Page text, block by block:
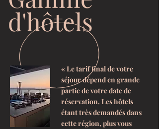
d'hôtels
« Le tarif final de votre
séjour dépend en grande
partie de votre date de
réservation. Les hôtels
étant très demandés dans
cette région, plus vous